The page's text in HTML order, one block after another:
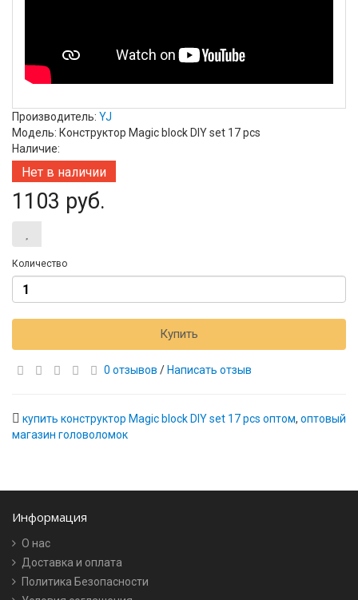
Производитель: YJ
Модель: Конструктор Magic block DIY set 17 pcs
Наличие:
Нет в наличии
1103 руб.
Количество
Купить
0 отзывов / Написать отзыв
купить конструктор Magic block DIY set 17 pcs оптом, оптовый
магазин головоломок
Информация
О нас
Доставка и оплата
Политика Безопасности